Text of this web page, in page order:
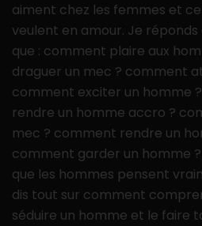
aiment chez les femmes et
veulent en amour. Je réponds
que : comment plaire aux
draguer un mec ? comment
comment exciter un homme
rendre un homme accro ?
mec ? comment rendre un
comment garder un homme ?
que les hommes pensent
dis tout sur comment
séduire un homme et le faire